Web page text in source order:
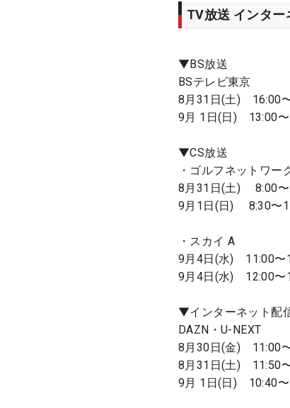
TV放送 インター
▼BS放送
BSテレビ東京
8月31日(土) 16:00
9月 1日(日) 13:00〜
▼CS放送
・ゴルフネットワー
8月31日(土) 8:00〜
9月1日(日) 8:30〜
・スカイ A
9月4日(水) 11:00〜
9月4日(水) 12:00〜
▼インターネット配
DAZN・U-NEXT
8月30日(金) 11:00
8月31日(土) 11:50
9月 1日(日) 10:40〜